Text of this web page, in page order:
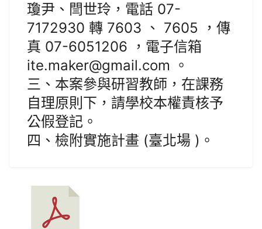
瓊尹、閆世玲，電話 07-
7172930 轉 7603 、 7605 ，傳
真 07-6051206 ，電子信箱
ite.maker@gmail.com 。
三、本案參與研習教師，在課務
自理原則下，請學校本權責核予
公假登記。
四、檢附實施計畫 (臺北場 )。